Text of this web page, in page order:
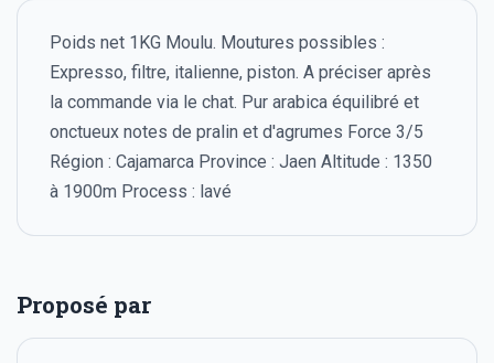
Poids net 1KG Moulu. Moutures possibles :
Expresso, filtre, italienne, piston. A préciser après
la commande via le chat. Pur arabica équilibré et
onctueux notes de pralin et d'agrumes Force 3/5
Région : Cajamarca Province : Jaen Altitude : 1350
à 1900m Process : lavé
Proposé par